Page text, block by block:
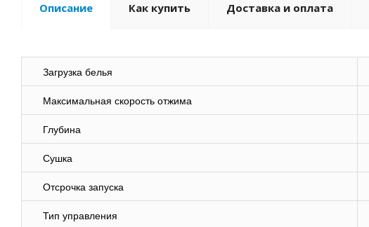
Описание Как купить Доставка и оплата
Загрузка белья
Максимальная скорость отжима
Глубина
Сушка
Отсрочка запуска
Тип управления